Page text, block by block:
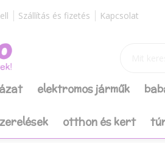
Szállítás és fizetés Kapcsolat
elektromos járműk
otthon és kert